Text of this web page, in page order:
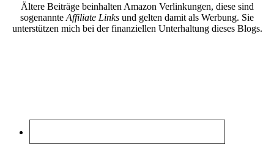
Ältere Beiträge beinhalten Amazon Verlinkungen, diese sind
sogenannte Affiliate Links und gelten damit als Werbung. Sie
unterstützen mich bei der finanziellen Unterhaltung dieses Blogs.